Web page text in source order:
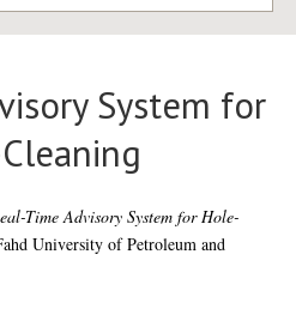
System for
Time Advisory System for Hole-
University of Petroleum and